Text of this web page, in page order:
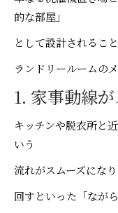
的な部屋」
として設計されるこ
ランドリールームの
1. 家事動線
キッチンや脱衣所と
いう
流れがスムーズにな
回すといった「なが